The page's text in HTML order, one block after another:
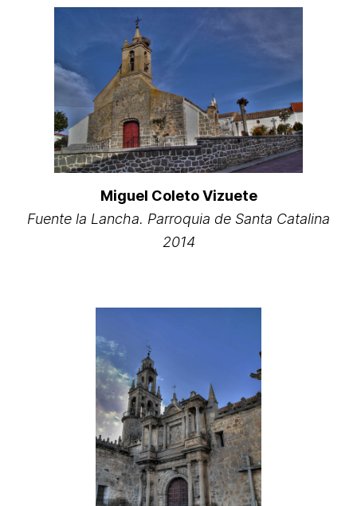
Miguel Coleto Vizuete
Fuente la Lancha. Parroquia de Santa Catalina
2014